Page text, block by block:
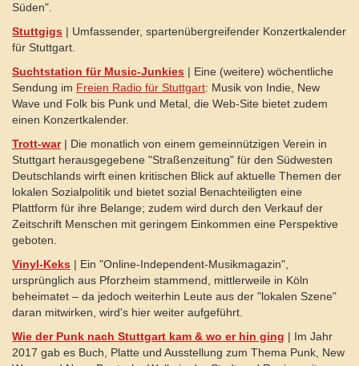
Süden".
Stuttgigs | Umfassender, spartenübergreifender Konzertkalender
für Stuttgart.
Suchtstation für Music-Junkies | Eine (weitere) wöchentliche
Sendung im Freien Radio für Stuttgart: Musik von Indie, New
Wave und Folk bis Punk und Metal, die Web-Site bietet zudem
einen Konzertkalender.
Trott-war| Die monatlich von einem gemeinnützigen Verein in
Stuttgart herausgegebene "Straßenzeitung" für den Südwesten
Deutschlands wirft einen kritischen Blick auf aktuelle Themen der
lokalen Sozialpolitik und bietet sozial Benachteiligten eine
Plattform für ihre Belange; zudem wird durch den Verkauf der
Zeitschrift Menschen mit geringem Einkommen eine Perspektive
geboten.
Vinyl-Keks | Ein "Online-Independent-Musikmagazin",
ursprünglich aus Pforzheim stammend, mittlerweile in Köln
beheimatet – da jedoch weiterhin Leute aus der "lokalen Szene"
daran mitwirken, wird's hier weiter aufgeführt.
Wie der Punk nach Stuttgart kam & wo er hin ging | Im Jahr
2017 gab es Buch, Platte und Ausstellung zum Thema Punk, New